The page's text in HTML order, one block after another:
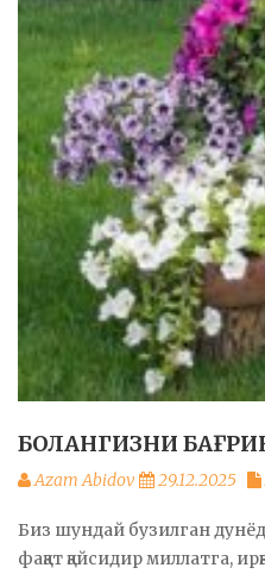
БОЛАНГИЗНИ
Azam Abidov 29.12.2025
Биз шундай бузилган
фақат қайсидир миллатга,